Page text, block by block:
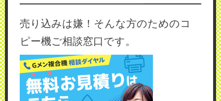
売り込みは嫌！そんな方のためのコ
ピー機ご相談窓口です。